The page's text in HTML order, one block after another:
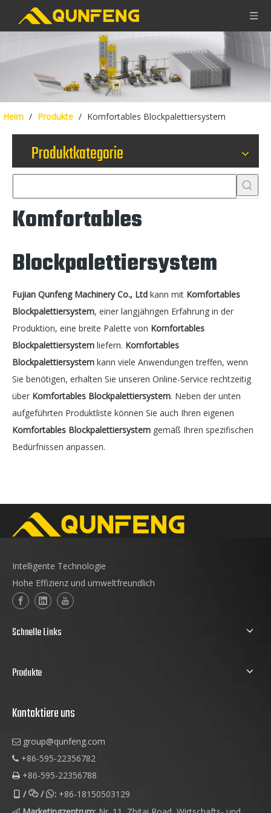
Heim / Produkte / Komfortables Blockpalettiersystem
Produktkategorie
Komfortables
Blockpalettiersystem
Fujian Qunfeng Machinery Co., Ltd kann mit Komfortables
Blockpalettiersystem, einer langjährigen Erfahrung in der
Produktion, eine breite Palette von Komfortables
Blockpalettiersystem liefern. Komfortables
Blockpalettiersystem kann viele Anwendungen treffen, wenn
Sie benötigen, erhalten Sie unseren Online-Service rechtzeitig
über Komfortables Blockpalettiersystem. Neben der unten
aufgeführten Produktliste können Sie auch Ihren eigenen
Komfortables Blockpalettiersystem gemäß Ihren spezifischen
Bedürfnissen anpassen.
Intelligente Technologie
Hohe Effizienz und umweltfreundlich
Schnelle Links
Produkte
Kontaktiere uns
 group@qunfeng.com
 +86-595-22356782
 +86-595-22356788
 //: +86-18150503129